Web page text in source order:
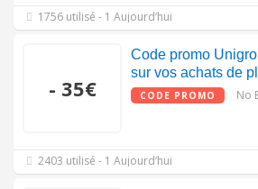
1756 utilisé - 1 Aujourd’hui
- 35€
Code promo
sur vos achats de
CODE PROMO No
2403 utilisé - 1 Aujourd’hui